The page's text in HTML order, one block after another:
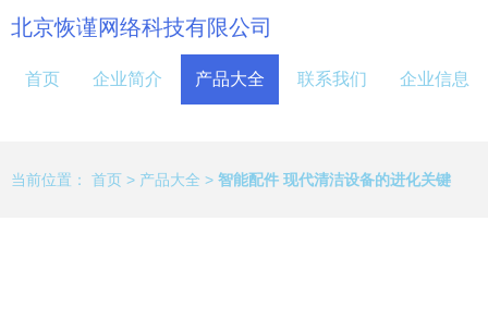
北京恢谨网络科技有限公司
首页 企业简介 产品大全 联系我们 企业信息
当前位置： 首页 > 产品大全 > 智能配件 现代清洁设备的进化关键